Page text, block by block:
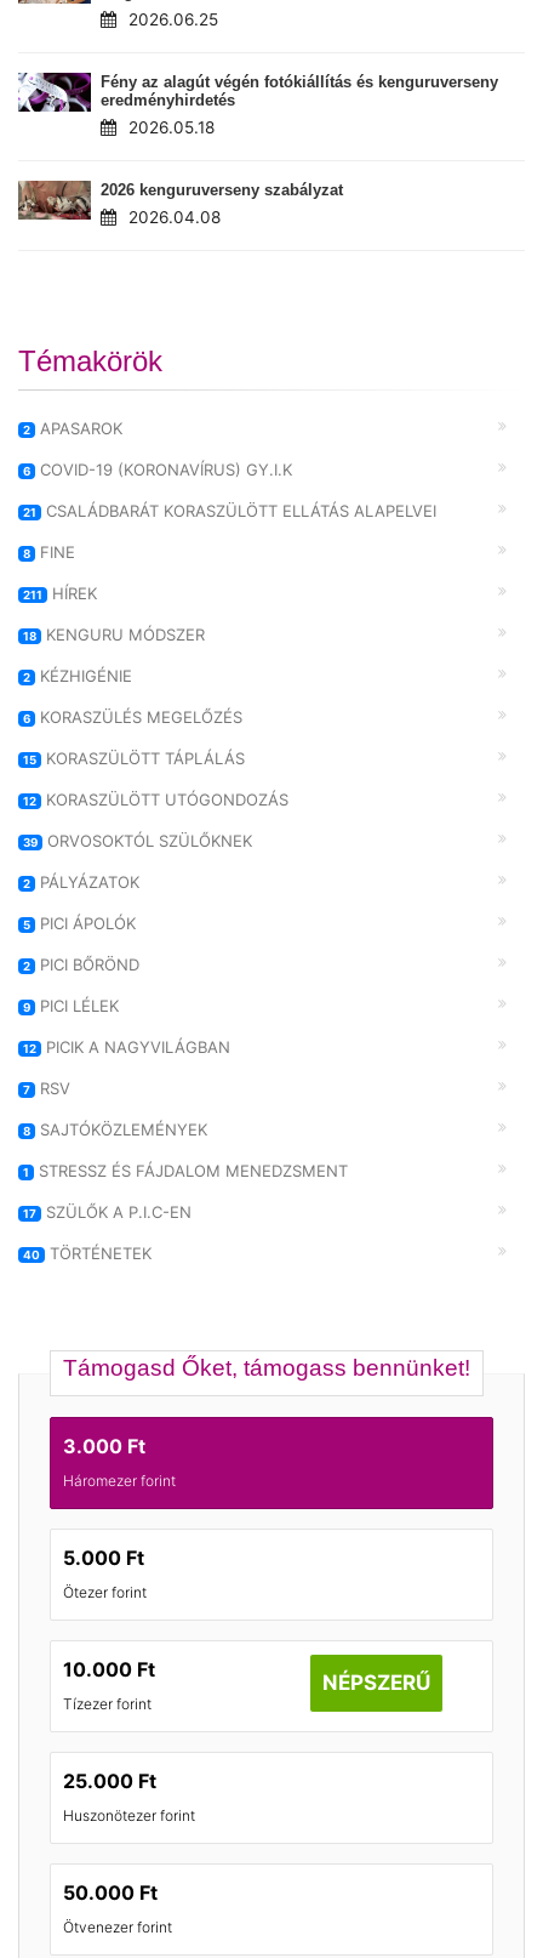
2026.06.25
Fény az alagút végén fotókiállítás és kenguruverseny
eredményhirdetés
2026.05.18
2026 kenguruverseny szabályzat
2026.04.08
Témakörök
2 APASAROK
6 COVID-19 (KORONAVÍRUS) GY.I.K
21 CSALÁDBARÁT KORASZÜLÖTT ELLÁTÁS ALAPELVEI
8 FINE
211 HÍREK
18 KENGURU MÓDSZER
2 KÉZHIGÉNIE
6 KORASZÜLÉS MEGELŐZÉS
15 KORASZÜLÖTT TÁPLÁLÁS
12 KORASZÜLÖTT UTÓGONDOZÁS
39 ORVOSOKTÓL SZÜLŐKNEK
2 PÁLYÁZATOK
5 PICI ÁPOLÓK
2 PICI BŐRÖND
9 PICI LÉLEK
12 PICIK A NAGYVILÁGBAN
7 RSV
8 SAJTÓKÖZLEMÉNYEK
1 STRESSZ ÉS FÁJDALOM MENEDZSMENT
17 SZÜLŐK A P.I.C-EN
40 TÖRTÉNETEK
Támogasd Őket, támogass bennünket!
3.000 Ft
Háromezer forint
5.000 Ft
Ötezer forint
NÉPSZERŰ
10.000 Ft
Tízezer forint
25.000 Ft
Huszonötezer forint
50.000 Ft
Ötvenezer forint